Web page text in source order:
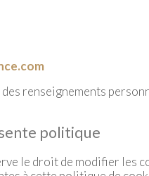
renseignements
politique
le droit de modifier les